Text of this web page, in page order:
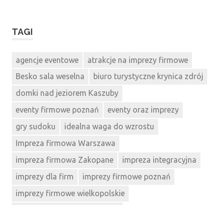
TAGI
agencje eventowe
atrakcje na imprezy firmowe
Besko sala weselna
biuro turystyczne krynica zdrój
domki nad jeziorem Kaszuby
eventy firmowe poznań
eventy oraz imprezy
gry sudoku
idealna waga do wzrostu
Impreza firmowa Warszawa
impreza firmowa Zakopane
impreza integracyjna
imprezy dla firm
imprezy firmowe poznań
imprezy firmowe wielkopolskie